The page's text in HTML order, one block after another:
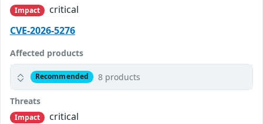
Impact
critical
CVE-2026-5276
Affected products
Recommended 8 products
Threats
Impact
critical